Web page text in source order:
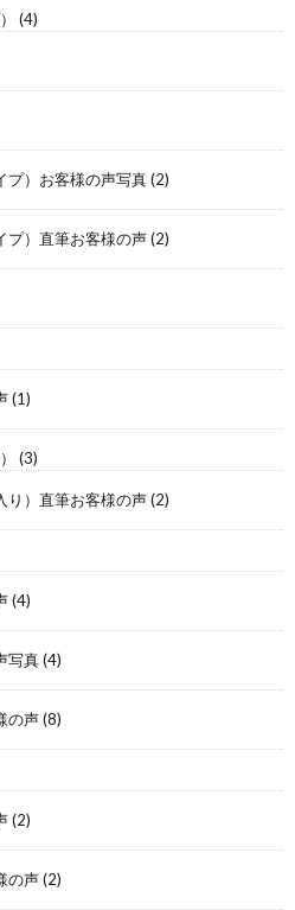
(4)
プ）お客様の声写真(2)
プ）直筆お客様の声(2)
(1)
(3)
り）直筆お客様の声(2)
(4)
写真(4)
の声(8)
(2)
の声(2)